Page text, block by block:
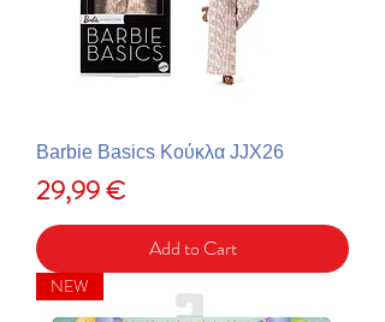
Barbie Basics Κούκλα JJX26
Price
29,99 €
Add to Cart
NEW